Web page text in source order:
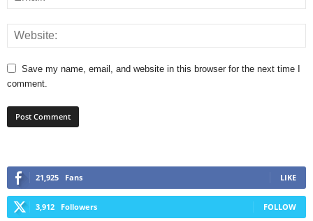
Save my name, email, and website in this browser for the next time I
comment.
21,925 Fans LIKE
3,912 Followers FOLLOW